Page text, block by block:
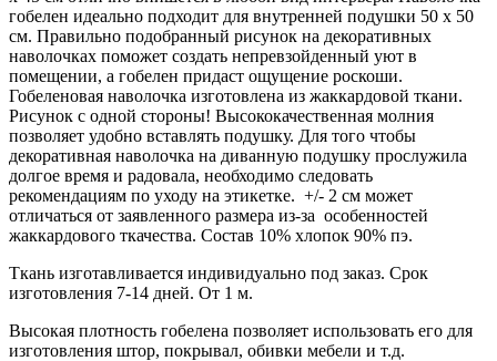
гобелен идеально подходит для внутренней подушки 50 х 50
см. Правильно подобранный рисунок на декоративных
наволочках поможет создать непревзойденный уют в
помещении, а гобелен придаст ощущение роскоши.
Гобеленовая наволочка изготовлена из жаккардовой ткани.
Рисунок с одной стороны! Высококачественная молния
позволяет удобно вставлять подушку. Для того чтобы
декоративная наволочка на диванную подушку прослужила
долгое время и радовала, необходимо следовать
рекомендациям по уходу на этикетке. +/- 2 см может
отличаться от заявленного размера из-за особенностей
жаккардового ткачества. Состав 10% хлопок 90% пэ.
Ткань изготавливается индивидуально под заказ. Срок
изготовления 7-14 дней. От 1 м.
Высокая плотность гобелена позволяет использовать его для
изготовления штор, покрывал, обивки мебели и т.д.